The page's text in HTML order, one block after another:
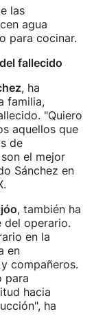
las
agua
para cocinar.
fallecido
, ha
familia,
"Quiero
aquellos que
de
el mejor
Sánchez en
, también ha
operario.
en la
en
compañeros.
para
hacia
ha